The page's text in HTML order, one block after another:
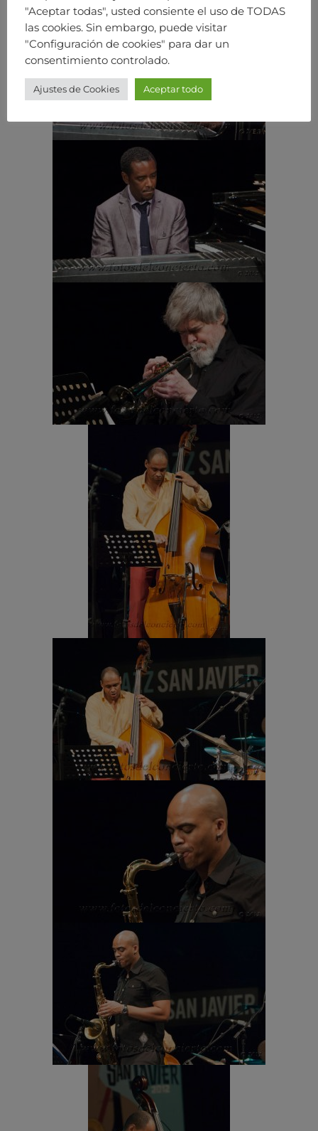
"Aceptar todas", usted consiente el uso de TODAS
las cookies. Sin embargo, puede visitar
"Configuración de cookies" para dar un
consentimiento controlado.
Ajustes de Cookies Aceptar todo